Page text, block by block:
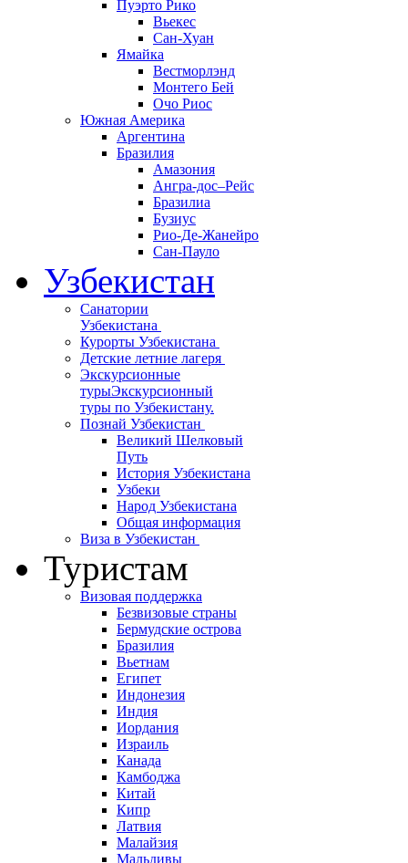
Пуэрто Рико
Вьекес
Сан-Хуан
Ямайка
Вестморлэнд
Монтего Бей
Очо Риос
Южная Америка
Аргентина
Бразилия
Амазония
Ангра-дос–Рейс
Бразилиа
Бузиус
Рио-Де-Жанейро
Сан-Пауло
Узбекистан
Санатории
Узбекистана
Курорты Узбекистана
Детские летние лагеря
Экскурсионные
турыЭкскурсионный
туры по Узбекистану.
Познай Узбекистан
Великий Шелковый
Путь
История Узбекистана
Узбеки
Народ Узбекистана
Общая информация
Виза в Узбекистан
Туристам
Визовая поддержка
Безвизовые страны
Бермудские острова
Бразилия
Вьетнам
Египет
Индонезия
Индия
Иордания
Израиль
Канада
Камбоджа
Китай
Кипр
Латвия
Малайзия
Мальдивы